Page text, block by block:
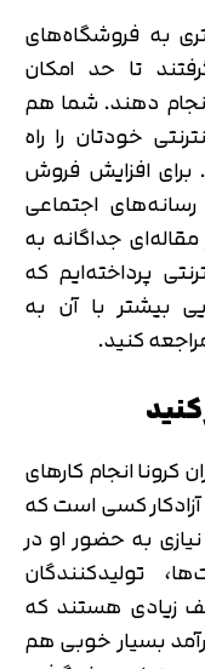
به فروشگاه‌های
تا حد امکان
دهند. شما هم
خودتان را راه
برای افزایش فروش
اجتماعی
مقاله‌ای جداگانه به
پرداخته‌ایم که
بیشتر با آن به
کنید.
کرونا انجام کارهای
آزادکار کسی است که
به حضور او در
تولیدکنندگان
زیادی هستند که
بسیار خوبی هم